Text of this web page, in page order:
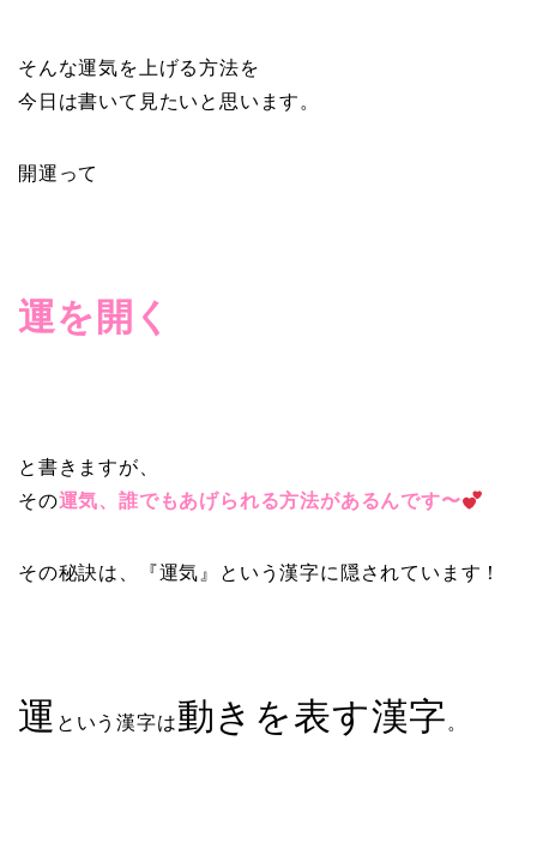
そんな運気を上げる方法を
今日は書いて見たいと思います。
開運って
運を開く
と書きますが、
その運気、誰でもあげられる方法があるんです〜
その秘訣は、『運気』という漢字に隠されています！
運 という漢字は動きを表す漢字 。